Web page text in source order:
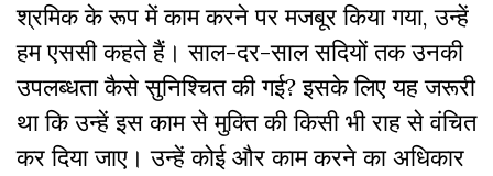
श्रमिक के रूप में काम करने पर मजबूर किया गया, उन्हें
हम एससी कहते हैं। साल-दर-साल सदियों तक उनकी
उपलब्धता कैसे सुनिश्चित की गई? इसके लिए यह जरूरी
था कि उन्हें इस काम से मुक्ति की किसी भी राह से वंचित
कर दिया जाए। उन्हें कोई और काम करने का अधिकार